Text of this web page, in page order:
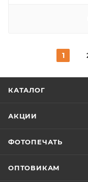
1
КАТАЛОГ
АКЦИИ
ФОТОПЕЧАТЬ
ОПТОВИКАМ